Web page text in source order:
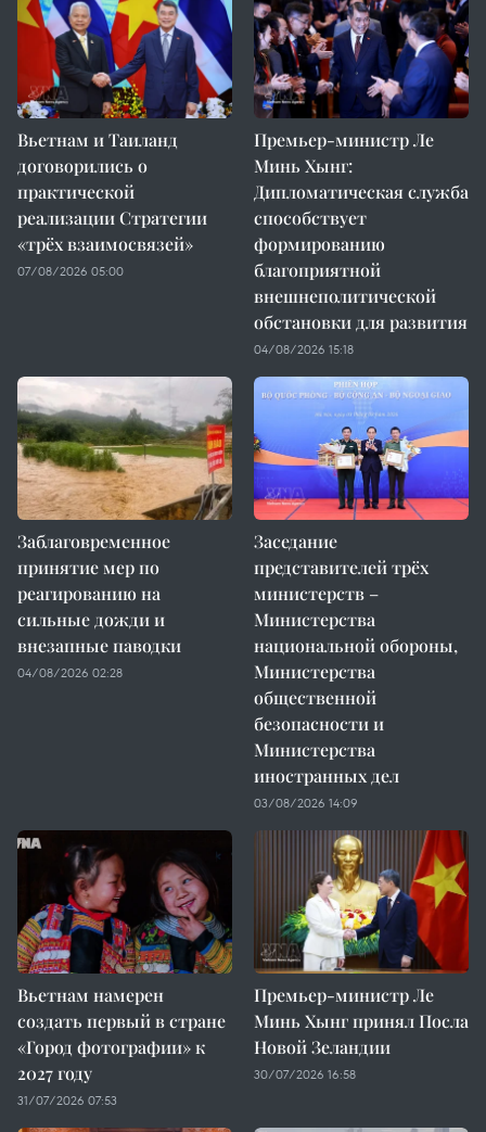
Вьетнам и Таиланд
договорились о
практической
реализации Стратегии
«трёх взаимосвязей»
07/08/2026 05:00
Премьер-министр Ле
Минь Хынг:
Дипломатическая служба
способствует
формированию
благоприятной
внешнеполитической
обстановки для развития
04/08/2026 15:18
Заблаговременное
принятие мер по
реагированию на
сильные дожди и
внезапные паводки
04/08/2026 02:28
Заседание
представителей трёх
министерств –
Министерства
национальной обороны,
Министерства
общественной
безопасности и
Министерства
иностранных дел
03/08/2026 14:09
Вьетнам намерен
создать первый в стране
«Город фотографии» к
2027 году
31/07/2026 07:53
Премьер-министр Ле
Минь Хынг принял Посла
Новой Зеландии
30/07/2026 16:58